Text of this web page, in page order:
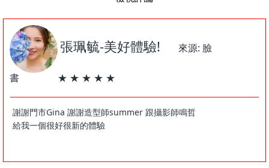
張珮毓-美好體驗! 來源: 臉
書 ★ ★ ★ ★ ★
謝謝門市Gina 謝謝造型師summer 跟攝影師鳴哲
給我一個很好很新的體驗